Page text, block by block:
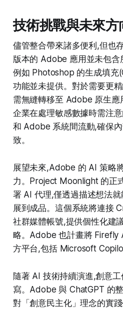
技術挑戰與未來方
儘管整合帶來諸多便利,但也
版本的 Adobe 應用並未包
例如 Photoshop 的生成填充
功能並未提供。對於需要更
需無縫轉移至 Adobe 原生應
企業在處理敏感數據時需注
和 Adobe 系統間流動,確保
致。​
展望未來,Adobe 的 AI 策略
力。Project Moonlight 的正
署 AI 代理,僅透過描述想法
展到成品。這個系統將連接
社群媒體帳號,提供個性化建
略。Adobe 也計畫將 Firefly
方平台,包括 Microsoft
隨著 AI 技術持續演進,創意
寫。Adobe 與 ChatGPT 的
對「創意民主化」理念的實